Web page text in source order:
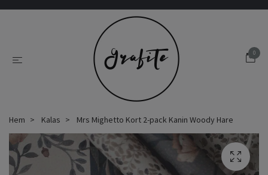
0
Hem Kalas Mrs Mighetto Kort 2-pack Kanin Woody Hare